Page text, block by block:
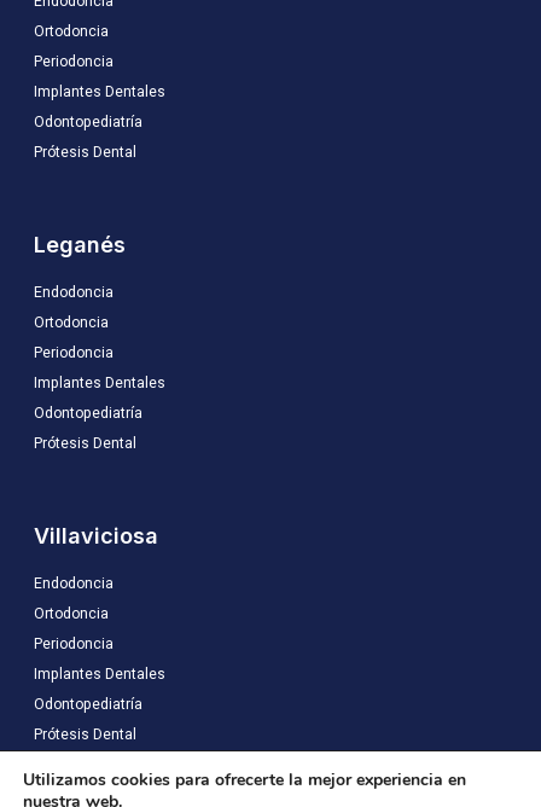
Ortodoncia
Periodoncia
Implantes Dentales
Odontopediatría
Prótesis Dental
Leganés
Endodoncia
Ortodoncia
Periodoncia
Implantes Dentales
Odontopediatría
Prótesis Dental
Villaviciosa
Endodoncia
Ortodoncia
Periodoncia
Implantes Dentales
Odontopediatría
Prótesis Dental
Utilizamos cookies para ofrecerte la mejor experiencia en
nuestra web.